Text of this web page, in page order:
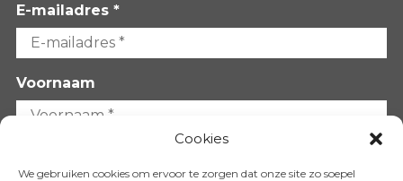
Cookies
We gebruiken cookies om ervoor te zorgen dat onze site zo soepel
E-mailadres *
Voornaam